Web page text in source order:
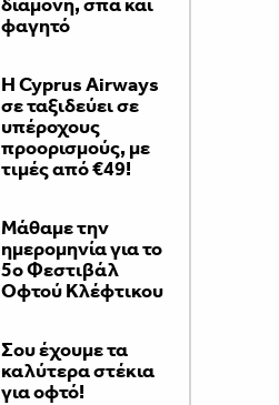
φαγητό
H Cyprus Airways
σε ταξιδεύει σε
υπέροχους
προορισμούς, με
τιμές από €49!
Μάθαμε την
ημερομηνία για το
5ο Φεστιβάλ
Οφτού Κλέφτικου
Σου έχουμε τα
καλύτερα στέκια
για οφτό!